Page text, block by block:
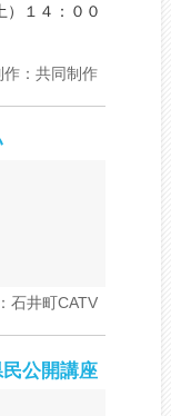
）１４：００
作：共同制作
石井町CATV
公開講座